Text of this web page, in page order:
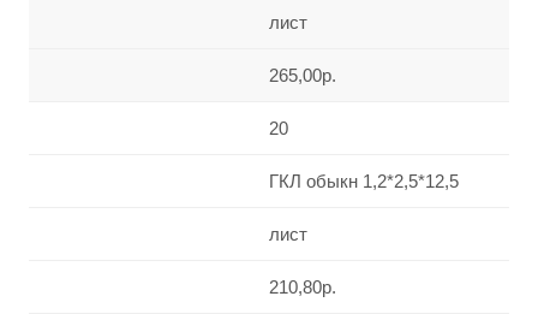
лист
265,00р.
20
ГКЛ обыкн 1,2*2,5*12,5
лист
210,80р.